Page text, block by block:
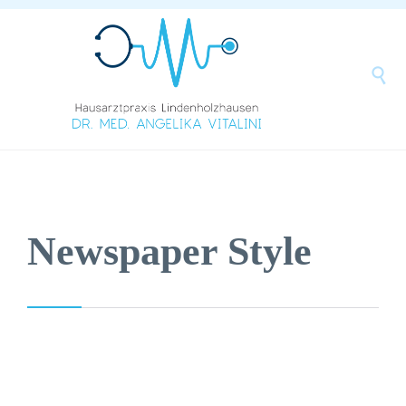

Newspaper Style